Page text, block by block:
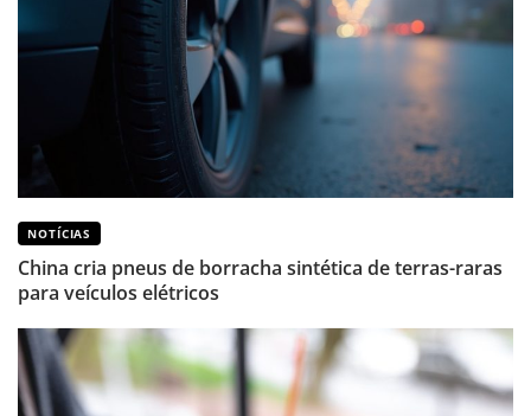
NOTÍCIAS
China cria pneus de borracha sintética de terras-raras
para veículos elétricos